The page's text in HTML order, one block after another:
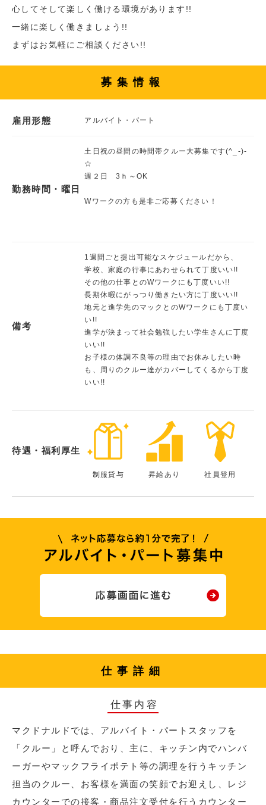
心してそして楽しく働ける環境があります!!
一緒に楽しく働きましょう!!
まずはお気軽にご相談ください!!
募集情報
雇用形態 アルバイト・パート
勤務時間・曜日
土日祝の昼間の時間帯クルー大募集です(^_-)-
☆
週２日 3ｈ～OK
Wワークの方も是非ご応募ください！
備考
1週間ごと提出可能なスケジュールだから、
学校、家庭の行事にあわせられて丁度いい!!
その他の仕事とのWワークにも丁度いい!!
長期休暇にがっつり働きたい方に丁度いい!!
地元と進学先のマックとのWワークにも丁度い
い!!
進学が決まって社会勉強したい学生さんに丁度
いい!!
お子様の体調不良等の理由でお休みしたい時
も、周りのクルー達がカバーしてくるから丁度
いい!!
待遇・福利厚生
制服貸与 昇給あり 社員登用
仕事詳細
仕事内容
マクドナルドでは、アルバイト・パートスタッフを
「クルー」と呼んでおり、主に、キッチン内でハンバ
ーガーやマックフライポテト等の調理を行うキッチン
担当のクルー、お客様を満面の笑顔でお迎えし、レジ
カウンターでの接客・商品注文受付を行うカウンター